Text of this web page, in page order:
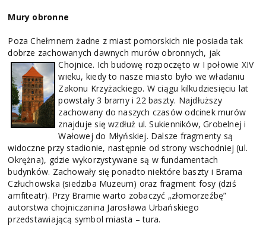
Mury obronne
Poza Chełmnem żadne z miast pomorskich nie posiada tak
dobrze zachowanych dawnych murów obronnych, jak
Chojnice. Ich budowę rozpoczęto w I połowie XIV
wieku, kiedy to nasze miasto było we władaniu
Zakonu Krzyżackiego. W ciągu kilkudziesięciu lat
powstały 3 bramy i 22 baszty. Najdłuższy
zachowany do naszych czasów odcinek murów
znajduje się wzdłuż ul. Sukienników, Grobelnej i
Wałowej do Młyńskiej. Dalsze fragmenty są
widoczne przy stadionie, następnie od strony wschodniej (ul.
Okrężna), gdzie wykorzystywane są w fundamentach
budynków. Zachowały się ponadto niektóre baszty i Brama
Człuchowska (siedziba Muzeum) oraz fragment fosy (dziś
amfiteatr). Przy Bramie warto zobaczyć „złomorzeźbę”
autorstwa chojniczanina Jarosława Urbańskiego
przedstawiającą symbol miasta – tura.